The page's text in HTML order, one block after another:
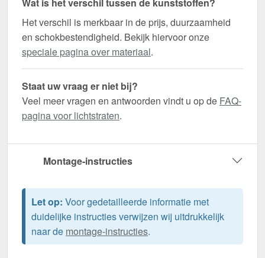
Wat is het verschil tussen de kunststoffen?
Het verschil is merkbaar in de prijs, duurzaamheid
en schokbestendigheid. Bekijk hiervoor onze
speciale pagina over materiaal.
Staat uw vraag er niet bij?
Veel meer vragen en antwoorden vindt u op de FAQ-
pagina voor lichtstraten.
Montage-instructies
Let op: Voor gedetailleerde informatie met
duidelijke instructies verwijzen wij uitdrukkelijk
naar de montage-instructies.